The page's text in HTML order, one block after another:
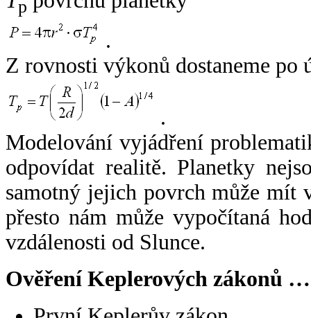
p
.
Z rovnosti výkonů dostaneme po
.
Modelování vyjádření
odpovídat realitě. Planetky
samotný jejich povrch může mít
přesto nám může vypočítaná
vzdálenosti od Slunce.
Ověření Keplerových zákonů …